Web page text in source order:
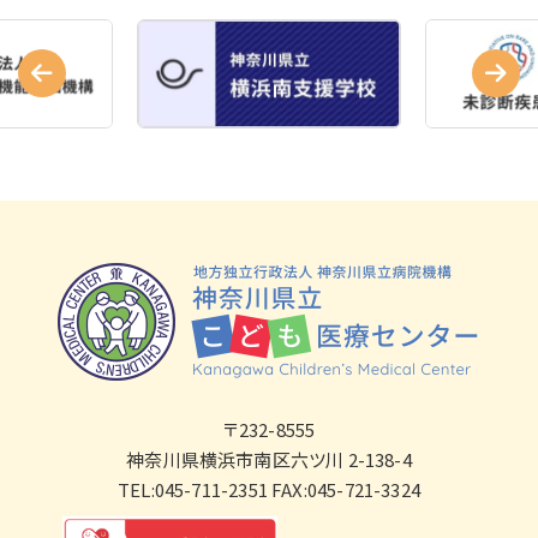
〒232-8555
神奈川県横浜市南区六ツ川 2-138-4
TEL:045-711-2351 FAX:045-721-3324